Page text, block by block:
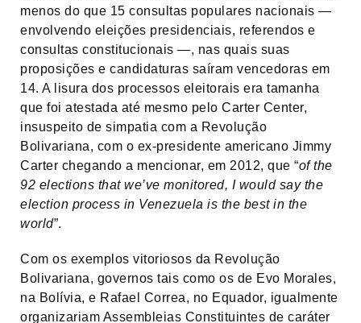
menos do que 15 consultas populares nacionais —
envolvendo eleições presidenciais, referendos e
consultas constitucionais —, nas quais suas
proposições e candidaturas saíram vencedoras em
14. A lisura dos processos eleitorais era tamanha
que foi atestada até mesmo pelo Carter Center,
insuspeito de simpatia com a Revolução
Bolivariana, com o ex-presidente americano Jimmy
Carter chegando a mencionar, em 2012, que “of the
92 elections that we’ve monitored, I would say the
election process in Venezuela is the best in the
world”.
Com os exemplos vitoriosos da Revolução
Bolivariana, governos tais como os de Evo Morales,
na Bolívia, e Rafael Correa, no Equador, igualmente
organizariam Assembleias Constituintes de caráter